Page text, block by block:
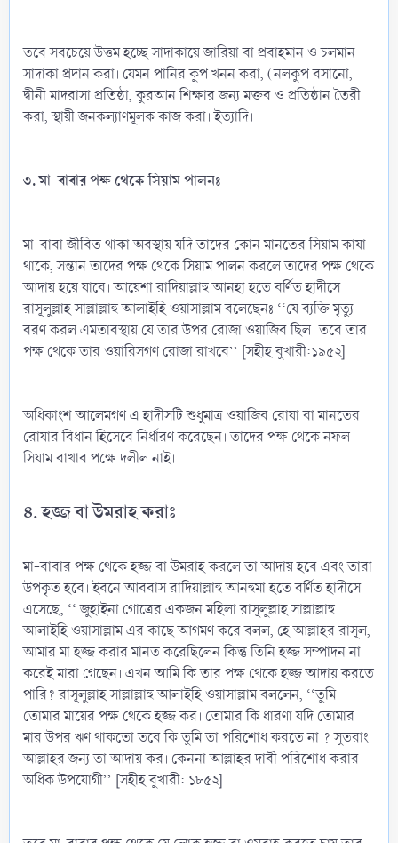
তবে সবচেয়ে উত্তম হচ্ছে সাদাকায়ে জারিয়া বা প্রবাহমান ও চলমান
সাদাকা প্রদান করা। যেমন পানির কুপ খনন করা, (নলকুপ বসানো,
দ্বীনী মাদরাসা প্রতিষ্ঠা, কুরআন শিক্ষার জন্য মক্তব ও প্রতিষ্ঠান তৈরী
করা, স্থায়ী জনকল্যাণমূলক কাজ করা। ইত্যাদি।
৩. মা-বাবার পক্ষ থেকে সিয়াম পালনঃ
মা-বাবা জীবিত থাকা অবস্থায় যদি তাদের কোন মানতের সিয়াম কাযা
থাকে, সন্তান তাদের পক্ষ থেকে সিয়াম পালন করলে তাদের পক্ষ থেকে
আদায় হয়ে যাবে। আয়েশা রাদিয়াল্লাহু আনহা হতে বর্ণিত হাদীসে
রাসূলুল্লাহ সাল্লাল্লাহু আলাইহি ওয়াসাল্লাম বলেছেনঃ ‘‘যে ব্যক্তি মৃত্যু
বরণ করল এমতাবস্থায় যে তার উপর রোজা ওয়াজিব ছিল। তবে তার
পক্ষ থেকে তার ওয়ারিসগণ রোজা রাখবে’’ [সহীহ বুখারী:১৯৫২]
অধিকাংশ আলেমগণ এ হাদীসটি শুধুমাত্র ওয়াজিব রোযা বা মানতের
রোযার বিধান হিসেবে নির্ধারণ করেছেন। তাদের পক্ষ থেকে নফল
সিয়াম রাখার পক্ষে দলীল নাই।
৪. হজ্জ বা উমরাহ করাঃ
মা-বাবার পক্ষ থেকে হজ্জ বা উমরাহ করলে তা আদায় হবে এবং তারা
উপকৃত হবে। ইবনে আববাস রাদিয়াল্লাহু আনহুমা হতে বর্ণিত হাদীসে
এসেছে, ‘‘ জুহাইনা গোত্রের একজন মহিলা রাসূলুল্লাহ সাল্লাল্লাহু
আলাইহি ওয়াসাল্লাম এর কাছে আগমণ করে বলল, হে আল্লাহর রাসুল,
আমার মা হজ্জ করার মানত করেছিলেন কিন্তু তিনি হজ্জ সম্পাদন না
করেই মারা গেছেন। এখন আমি কি তার পক্ষ থেকে হজ্জ আদায় করতে
পারি? রাসূলুল্লাহ সাল্লাল্লাহু আলাইহি ওয়াসাল্লাম বললেন, ‘‘তুমি
তোমার মায়ের পক্ষ থেকে হজ্জ কর। তোমার কি ধারণা যদি তোমার
মার উপর ঋণ থাকতো তবে কি তুমি তা পরিশোধ করতে না ? সুতরাং
আল্লাহর জন্য তা আদায় কর। কেননা আল্লাহর দাবী পরিশোধ করার
অধিক উপযোগী’’ [সহীহ বুখারী: ১৮৫২]